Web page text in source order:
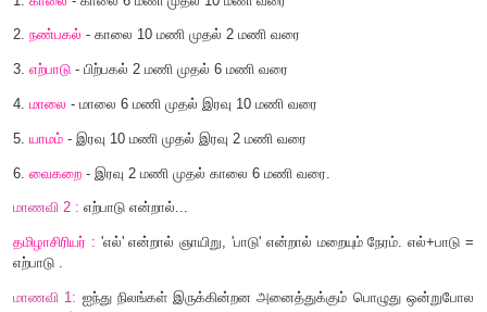
மாணவி2: பெரும்பொழுது,சிறுபொழுது பற்றிக் கூறுங்கள்.
தமிழாசிரியர் :
ஓராண்டின் ஆறு கூறுகளைப்
முன்னோர் பிரித்துள்ளனர்.
பெரும்பொழுது (ஓராண்டின் ஆறு கூறுகள்)
2.குளிர்காலம்- ஐப்பசி,கார்த்திகை